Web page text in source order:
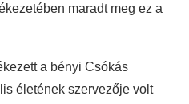
maradt meg ez a
a bényi Csókás
életének szervezője volt